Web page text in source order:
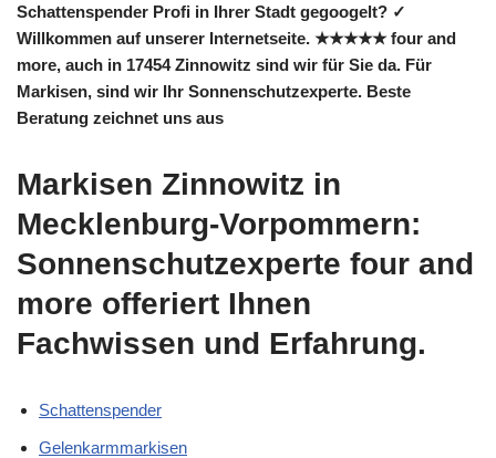
Schattenspender Profi in Ihrer Stadt gegoogelt? ✓
Willkommen auf unserer Internetseite. ★★★★★ four and
more, auch in 17454 Zinnowitz sind wir für Sie da. Für
Markisen, sind wir Ihr Sonnenschutzexperte. Beste
Beratung zeichnet uns aus
Markisen Zinnowitz in
Mecklenburg-Vorpommern:
Sonnenschutzexperte four and
more offeriert Ihnen
Fachwissen und Erfahrung.
Schattenspender
Gelenkarmmarkisen